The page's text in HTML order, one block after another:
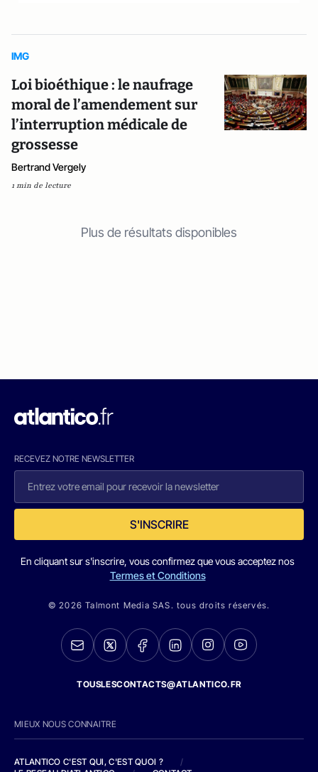
IMG
Loi bioéthique : le naufrage
moral de l’amendement sur
l’interruption médicale de
grossesse
Bertrand Vergely
1 min de lecture
Plus de résultats disponibles
RECEVEZ NOTRE NEWSLETTER
S'INSCRIRE
En cliquant sur s'inscrire, vous confirmez que vous acceptez nos
Termes et Conditions
© 2026 Talmont Media SAS. tous droits réservés.
TOUSLESCONTACTS@ATLANTICO.FR
MIEUX NOUS CONNAITRE
ATLANTICO C'EST QUI, C'EST QUOI ?
/